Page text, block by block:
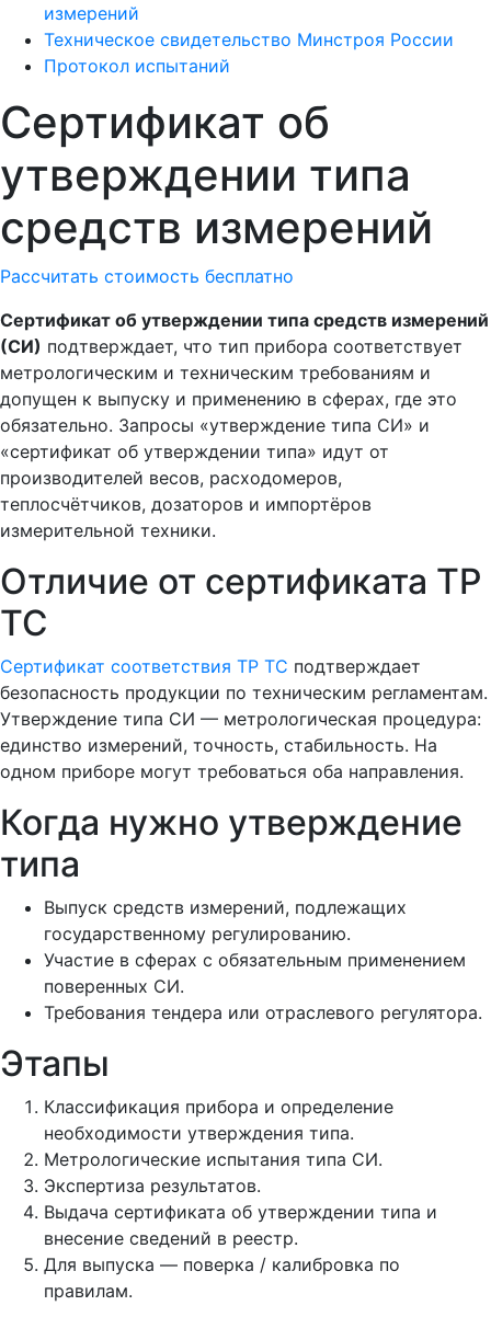
измерений
Техническое свидетельство Минстроя России
Протокол испытаний
Сертификат об
утверждении типа
средств измерений
Рассчитать стоимость бесплатно
Сертификат об утверждении типа средств измерений
(СИ) подтверждает, что тип прибора соответствует
метрологическим и техническим требованиям и
допущен к выпуску и применению в сферах, где это
обязательно. Запросы «утверждение типа СИ» и
«сертификат об утверждении типа» идут от
производителей весов, расходомеров,
теплосчётчиков, дозаторов и импортёров
измерительной техники.
Отличие от сертификата ТР
ТС
Сертификат соответствия ТР ТС подтверждает
безопасность продукции по техническим регламентам.
Утверждение типа СИ — метрологическая процедура:
единство измерений, точность, стабильность. На
одном приборе могут требоваться оба направления.
Когда нужно утверждение
типа
Выпуск средств измерений, подлежащих
государственному регулированию.
Участие в сферах с обязательным применением
поверенных СИ.
Требования тендера или отраслевого регулятора.
Этапы
Классификация прибора и определение
необходимости утверждения типа.
Метрологические испытания типа СИ.
Экспертиза результатов.
Выдача сертификата об утверждении типа и
внесение сведений в реестр.
Для выпуска — поверка / калибровка по
правилам.